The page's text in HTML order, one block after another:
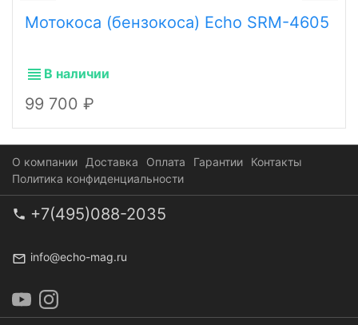
Мотокоса (бензокоса) Echo SRM-4605
В наличии
99 700
О компании Доставка Оплата Гарантии
Контакты
Политика конфиденциальности
+7(495)088-2035
info@echo-mag.ru